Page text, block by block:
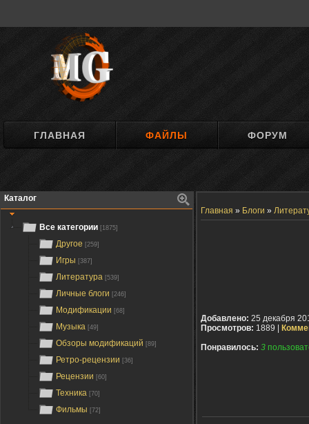
ГЛАВНАЯ ФАЙЛЫ ФОРУМ
Каталог
Все категории [1875]
Другое [259]
Игры [387]
Литература [539]
Личные блоги [246]
Модификации [68]
Музыка [49]
Обзоры модификаций [89]
Ретро-рецензии [36]
Рецензии [60]
Техника [70]
Фильмы [72]
Главная » Блоги »
Добавлено: 25 декабря
Просмотров: 1889 |
Понравилось: 3